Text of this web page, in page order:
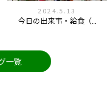
2024.5.13
今日の出来事・給食（...
一覧